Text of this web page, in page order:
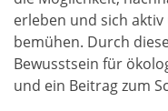
erleben und sich
bemühen. Durch
Bewusstsein für
und ein Beitrag zum